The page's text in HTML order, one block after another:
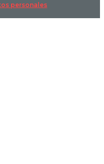
personales